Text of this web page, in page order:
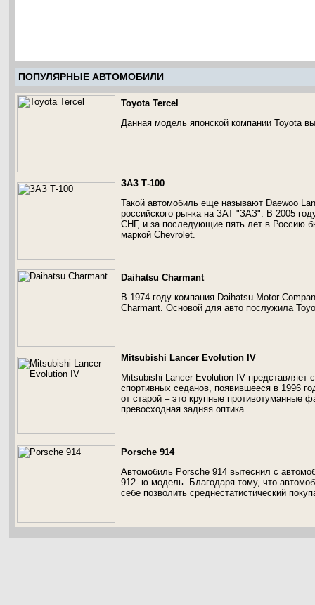
ПОПУЛЯРНЫЕ АВТОМОБИЛИ
Toyota Tercel
Данная модель японской компании Toyota
ЗАЗ Т-100
Такой автомобиль еще называют Daewoo
российского рынка на ЗАТ "ЗАЗ". В 2005
СНГ, и за последующие пять лет в Россию
маркой Chevrolet.
Daihatsu Charmant
В 1974 году компания Daihatsu Motor
Charmant. Основой для авто послужила
Mitsubishi Lancer Evolution IV
Mitsubishi Lancer Evolution IV представляет
спортивных седанов, появившееся в 1996
от старой – это крупные противотуманные
превосходная задняя оптика.
Porsche 914
Автомобиль Porsche 914 вытеснил с
912- ю модель. Благодаря тому, что
себе позволить среднестатистический